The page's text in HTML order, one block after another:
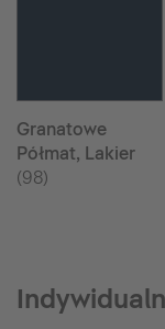
Granatowe
Półmat, Lakier
(98)